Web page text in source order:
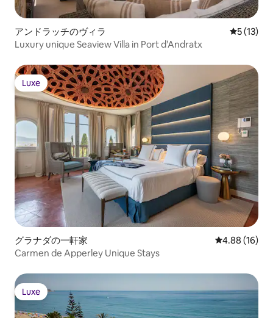
アンドラッチのヴィラ レビュー
5 (13)
Luxury unique Seaview Villa in Port d’Andratx
Luxe
Luxe
グラナダの一軒家 レビュー16
4.88 (16)
Carmen de Apperley Unique Stays
Luxe
Luxe